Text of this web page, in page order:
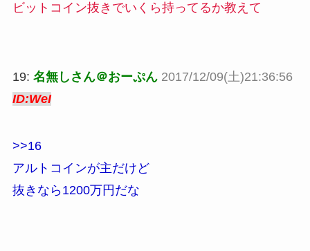
ビットコイン抜きでいくら持ってるか教えて
19: 名無しさん＠おーぷん 2017/12/09(土)21:36:56
ID:WeI
>>16
アルトコインが主だけど
抜きなら1200万円だな